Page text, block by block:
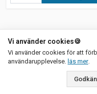
Vi använder cookies🍪
Vi använder cookies för att
användarupplevelse. läs mer.